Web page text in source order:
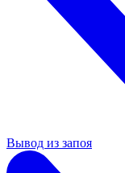
Вывод из запоя